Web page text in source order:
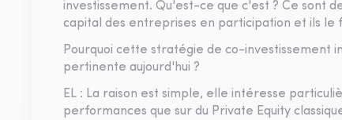
investissement. Qu'est-ce que c'est ? Ce sont
capital des entreprises en participation et ils le
Pourquoi cette stratégie de co-investissement
pertinente aujourd'hui ?
EL : La raison est simple, elle intéresse
performances que sur du Private Equity